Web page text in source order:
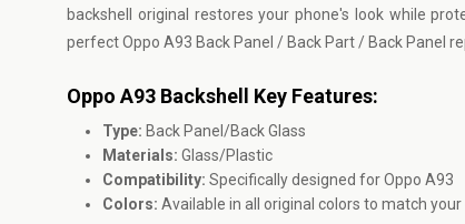
backshell original restores your phone's look while
perfect Oppo A93 Back Panel / Back Part / Back Panel
Oppo A93 Backshell Key Features:
Type: Back Panel/Back Glass
Materials: Glass/Plastic
Compatibility: Specifically designed for Oppo A93
Colors: Available in all original colors to match your